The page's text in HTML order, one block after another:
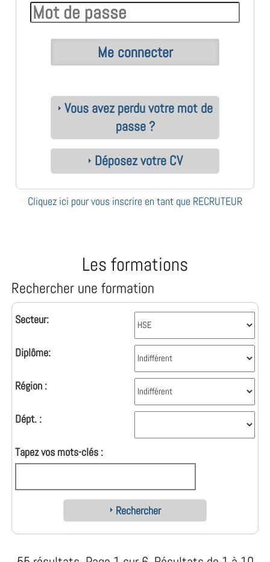
Vous avez perdu votre mot de
passe ?
Déposez votre CV
Cliquez ici pour vous inscrire en tant que RECRUTEUR
Les formations
Rechercher une formation
Secteur:
Diplôme:
Région :
Dépt. :
Tapez vos mots-clés :
Rechercher